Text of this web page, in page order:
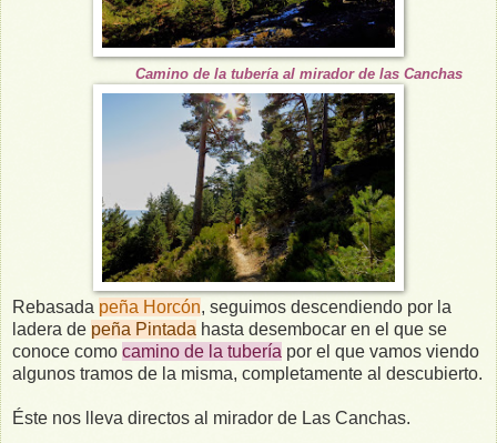
Camino de la tubería al mirador de las Canchas
Rebasada peña Horcón, seguimos descendiendo por la
ladera de peña Pintada hasta desembocar en el que se
conoce como camino de la tubería por el que vamos viendo
algunos tramos de la misma, completamente al descubierto.
Éste nos lleva directos al mirador de Las Canchas.